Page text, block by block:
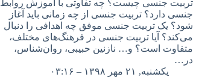
تربیت جنسی چیست؟ چه تفاوتی با آموزش روابط
جنسی دارد؟ تربیت جنسی از چه زمانی باید آغاز
شود؟ یک تربیت جنسی موفق چه اهدافی را دنبال
می‌کند؟ آیا تربیت جنسی در فرهنگ‌های مختلف،
متفاوت است؟ و… نازنین حبیبی، روان‌شناس،
در…
یکشنبه, ۲۱ مهر ۱۳۹۸ – ۰۳:۱۶